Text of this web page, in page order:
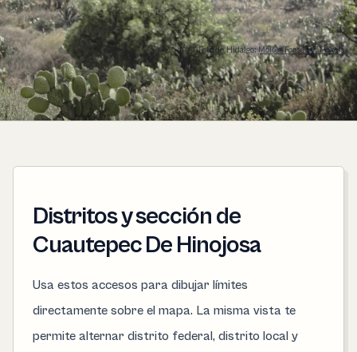
Foto de Hidalgo:Moisés Fonseca / Pexels
Distritos y sección de
Cuautepec De Hinojosa
Usa estos accesos para dibujar límites
directamente sobre el mapa. La misma vista te
permite alternar distrito federal, distrito local y